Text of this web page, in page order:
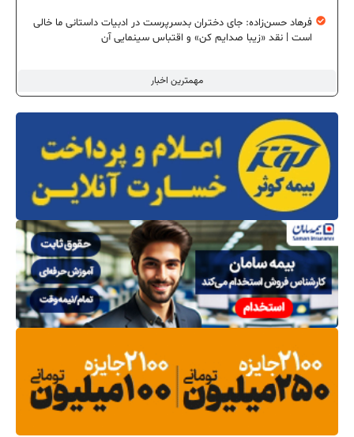
مهمترین اخبار
فرهاد حسن‌زاده: جای دختران بدسرپرست در ادبیات داستانی ما خالی
است | نقد «زیبا صدایم کن» و اقتباس سینمایی آن